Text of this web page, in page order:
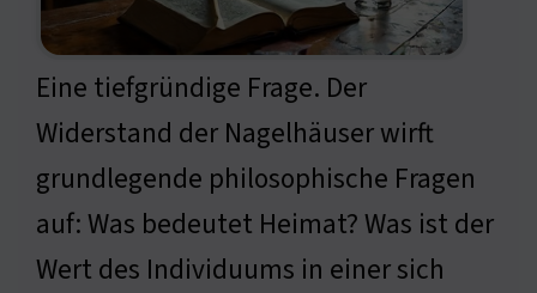
Eine tiefgründige Frage. Der
Widerstand der Nagelhäuser wirft
grundlegende philosophische Fragen
auf: Was bedeutet Heimat? Was ist der
Wert des Individuums in einer sich